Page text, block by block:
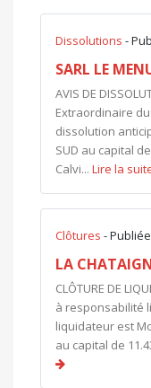
Dissolutions -
SARL LE
AVIS DE
Extraordinaire
dissolution
SUD au capital
Calvi... Lire la
Clôtures -
LA
CLÔTURE DE
à responsabilité
liquidateur est
au capital de